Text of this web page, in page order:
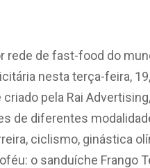
rede de fast-food do
nesta terça-feira,
pela Rai
de diferentes
ciclismo, ginástica
o sanduíche Frango